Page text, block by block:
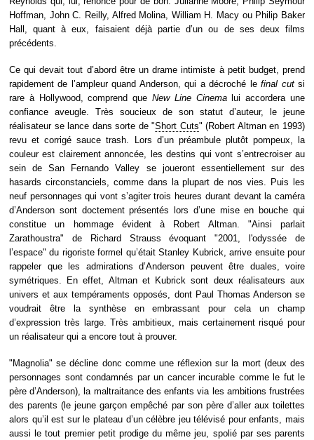
Hoffman, John C. Reilly, Alfred Molina, William H. Macy ou Philip Baker
Hall, quant à eux, faisaient déjà partie d’un ou de ses deux films
précédents.
Ce qui devait tout d’abord être un drame intimiste à petit budget, prend
rapidement de l’ampleur quand Anderson, qui a décroché lefinal cutsi
rare à Hollywood, comprend que New Line Cinemalui accordera une
confiance aveugle. Très soucieux de son statut d’auteur, le jeune
réalisateur se lance dans sorte de "Short Cuts" (Robert Altman en 1993)
revu et corrigé sauce trash. Lors d’un préambule plutôt pompeux, la
couleur est clairement annoncée, les destins qui vont s’entrecroiser au
sein de San Fernando Valley se joueront essentiellement sur des
hasards circonstanciels, comme dans la plupart de nos vies. Puis les
neuf personnages qui vont s’agiter trois heures durant devant la caméra
d’Anderson sont doctement présentés lors d’une mise en bouche qui
constitue un hommage évident à Robert Altman. "Ainsi parlait
Zarathoustra" de Richard Strauss évoquant "2001, l'odyssée de
l’espace" du rigoriste formel qu’était Stanley Kubrick, arrive ensuite pour
rappeler que les admirations d’Anderson peuvent être duales, voire
symétriques. En effet, Altman et Kubrick sont deux réalisateurs aux
univers et aux tempéraments opposés, dont Paul Thomas Anderson se
voudrait être la synthèse en embrassant pour cela un champ
d’expression très large. Très ambitieux, mais certainement risqué pour
un réalisateur qui a encore tout à prouver.
"Magnolia" se décline donc comme une réflexion sur la mort (deux des
personnages sont condamnés par un cancer incurable comme le fut le
père d’Anderson), la maltraitance des enfants via les ambitions frustrées
des parents (le jeune garçon empêché par son père d’aller aux toilettes
alors qu’il est sur le plateau d’un célèbre jeu télévisé pour enfants, mais
aussi le tout premier petit prodige du même jeu, spolié par ses parents